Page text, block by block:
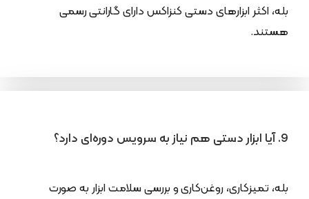
بله، اکثر ابزارهای دستی کنزاکس دارای گارانتی رسمی
هستند.
9. آیا ابزار دستی هم نیاز به سرویس دوره‌ای دارد؟
بله، تمیزکاری، روغن‌کاری و بررسی سلامت ابزار به صورت